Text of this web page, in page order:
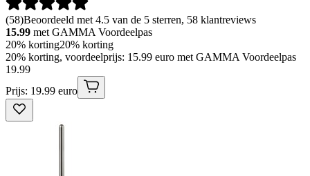
(58)Beoordeeld met 4.5 van de 5 sterren, 58 klantreviews
15.99 met GAMMA Voordeelpas
20% korting20% korting
20% korting, voordeelprijs: 15.99 euro met GAMMA Voordeelpas
19.99
Prijs: 19.99 euro